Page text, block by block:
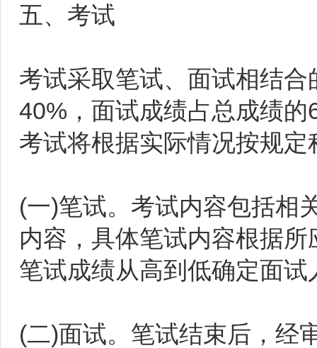
五、考试
考试采取笔试、面试相结
40%，面试成绩占总成绩
考试将根据实际情况按规
(一)笔试。考试内容包括相
内容，具体笔试内容根据
笔试成绩从高到低确定面试
(二)面试。笔试结束后，经